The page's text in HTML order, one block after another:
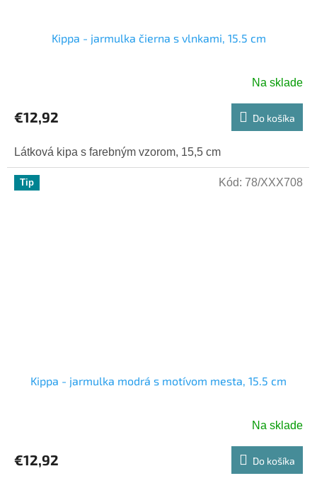
Kippa - jarmulka čierna s vlnkami, 15.5 cm
Na sklade
€12,92 Do košíka
Látková kipa s farebným vzorom, 15,5 cm
Tip
Kippa - jarmulka modrá s motívom mesta, 15.5 cm
Na sklade
€12,92 Do košíka
Kód: 78/XXX708